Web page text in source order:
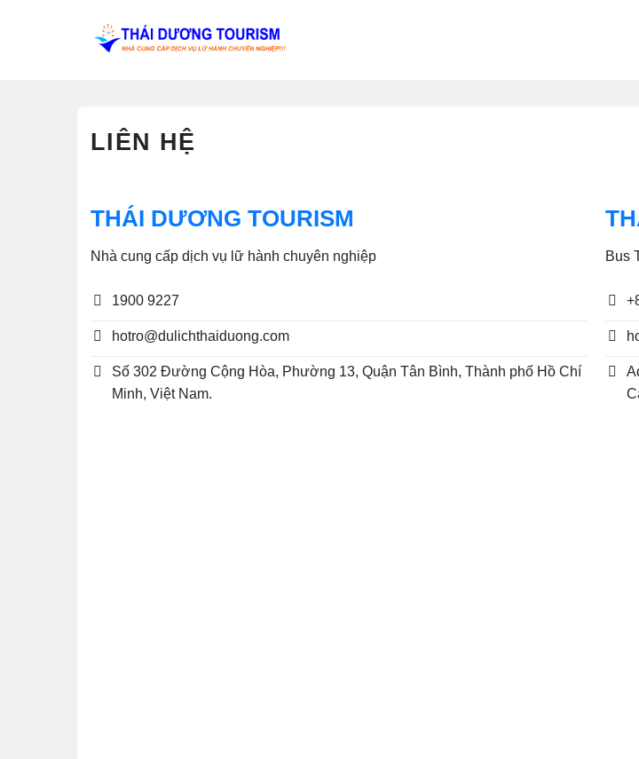
LIÊN HỆ
THÁI DƯƠNG TOURISM
Nhà cung cấp dịch vụ lữ hành chuyên nghiệp
1900 9227
hotro@dulichthaiduong.com
Số 302 Đường Cộng Hòa, Phường 13, Quận Tân Bình, Thành phố Hồ Chí
Minh, Việt Nam.
Bus